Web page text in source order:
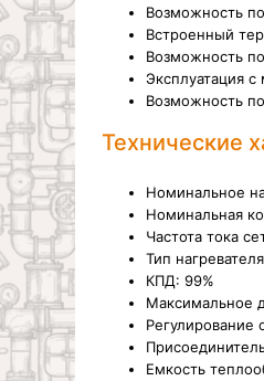
Возможность
Встроенный
Возможность
Эксплуатация
Возможность
Технические
Номинальное
Номинальная
Частота тока
Тип
КПД: 99%
Максимальное
Регулирование
Емкость